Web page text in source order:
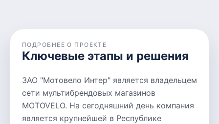
ПОДРОБНЕЕ О ПРОЕКТЕ
Ключевые этапы и решения
ЗАО "Мотовело Интер" является владельцем
сети мультибрендовых магазинов
MOTOVELO. На сегодняшний день компания
является крупнейшей в Республике